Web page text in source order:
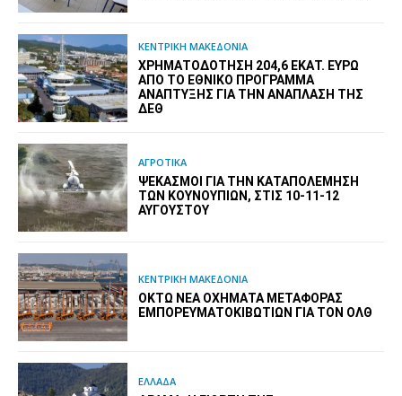
ΚΕΝΤΡΙΚΗ ΜΑΚΕΔΟΝΙΑ
ΧΡΗΜΑΤΟΔΌΤΗΣΗ 204,6 ΕΚΑΤ. ΕΥΡΏ
ΑΠΌ ΤΟ ΕΘΝΙΚΌ ΠΡΌΓΡΑΜΜΑ
ΑΝΆΠΤΥΞΗΣ ΓΙΑ ΤΗΝ ΑΝΆΠΛΑΣΗ ΤΗΣ
ΔΕΘ
ΑΓΡΟΤΙΚΑ
ΨΕΚΑΣΜΟΊ ΓΙΑ ΤΗΝ ΚΑΤΑΠΟΛΈΜΗΣΗ
ΤΩΝ ΚΟΥΝΟΥΠΙΏΝ, ΣΤΙΣ 10-11-12
ΑΥΓΟΎΣΤΟΥ
ΚΕΝΤΡΙΚΗ ΜΑΚΕΔΟΝΙΑ
ΟΚΤΏ ΝΈΑ ΟΧΉΜΑΤΑ ΜΕΤΑΦΟΡΆΣ
ΕΜΠΟΡΕΥΜΑΤΟΚΙΒΩΤΊΩΝ ΓΙΑ ΤΟΝ ΟΛΘ
ΕΛΛΑΔΑ